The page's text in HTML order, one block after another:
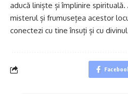
aducă liniște și împlinire
misterul și frumusețea acestor
conectezi cu tine însuți și cu